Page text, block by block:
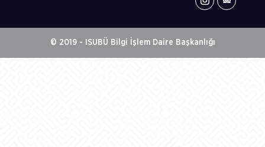
© 2019 - ISUBÜ Bilgi İşlem Daire Başkanlığı